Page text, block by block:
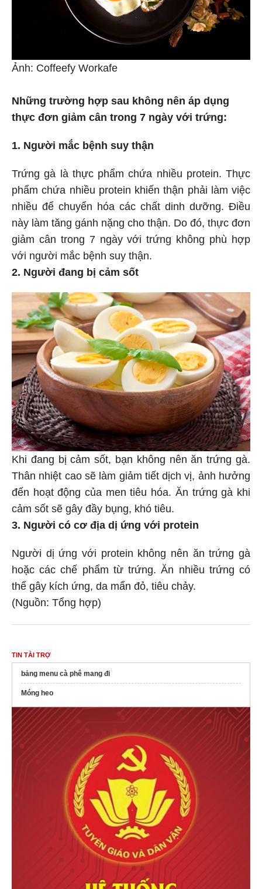
Ảnh: Coffeefy Workafe
Những trường hợp sau không nên áp dụng
thực đơn giảm cân trong 7 ngày với trứng:
1. Người mắc bệnh suy thận
Trứng gà là thực phẩm chứa nhiều protein. Thực
phẩm chứa nhiều protein khiến thận phải làm việc
nhiều để chuyển hóa các chất dinh dưỡng. Điều
này làm tăng gánh nặng cho thận. Do đó, thực đơn
giảm cân trong 7 ngày với trứng không phù hợp
với người mắc bệnh suy thận.
2. Người đang bị cảm sốt
Khi đang bị cảm sốt, bạn không nên ăn trứng gà.
Thân nhiệt cao sẽ làm giảm tiết dịch vị, ảnh hưởng
đến hoạt động của men tiêu hóa. Ăn trứng gà khi
cảm sốt sẽ gây đầy bụng, khó tiêu.
3. Người có cơ địa dị ứng với protein
Người dị ứng với protein không nên ăn trứng gà
hoặc các chế phẩm từ trứng. Ăn nhiều trứng có
thể gây kích ứng, da mẩn đỏ, tiêu chảy.
(Nguồn: Tổng hợp)
TIN TÀI TRỢ
bảng menu cà phê mang đi
Móng heo